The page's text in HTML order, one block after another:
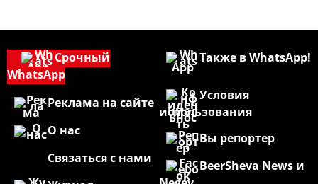
Также в WhatsApp!
Условия
использования
Вы репортер
BeerSheva News и
Срочный
WhatsApp
Реклама на сайте
О нас
Связаться с нами